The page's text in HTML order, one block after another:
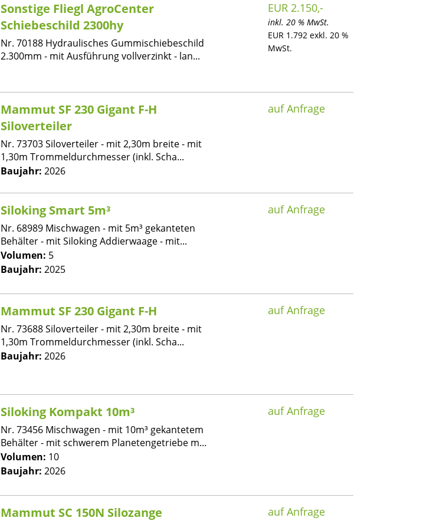
Sonstige Fliegl AgroCenter
Schiebeschild 2300hy
Nr. 70188 Hydraulisches Gummischiebeschild
2.300mm - mit Ausführung vollverzinkt - lan...
EUR 2.150,-
inkl. 20 % MwSt.
EUR 1.792 exkl. 20 %
MwSt.
Mammut SF 230 Gigant F-H
Siloverteiler
Nr. 73703 Siloverteiler - mit 2,30m breite - mit
1,30m Trommeldurchmesser (inkl. Scha...
Baujahr: 2026
auf Anfrage
Siloking Smart 5m³
Nr. 68989 Mischwagen - mit 5m³ gekanteten
Behälter - mit Siloking Addierwaage - mit...
Volumen: 5
Baujahr: 2025
auf Anfrage
Mammut SF 230 Gigant F-H
Nr. 73688 Siloverteiler - mit 2,30m breite - mit
1,30m Trommeldurchmesser (inkl. Scha...
Baujahr: 2026
auf Anfrage
Siloking Kompakt 10m³
Nr. 73456 Mischwagen - mit 10m³ gekantetem
Behälter - mit schwerem Planetengetriebe m...
Volumen: 10
Baujahr: 2026
auf Anfrage
Mammut SC 150N Silozange auf Anfrage